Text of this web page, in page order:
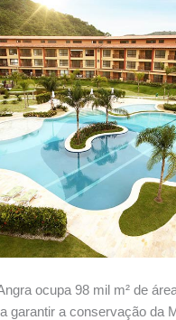
ocupa 98 mil m² de
garantir a conservação da